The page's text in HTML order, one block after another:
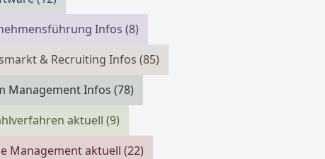
Infos (8)
& Recruiting Infos (85)
Management Infos (78)
aktuell (9)
Management aktuell (22)